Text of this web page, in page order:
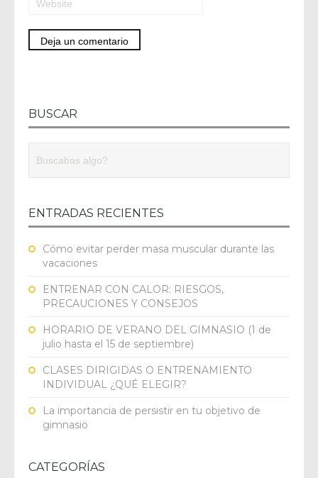
BUSCAR
ENTRADAS RECIENTES
Cómo evitar perder masa muscular durante las
vacaciones
ENTRENAR CON CALOR: RIESGOS,
PRECAUCIONES Y CONSEJOS
HORARIO DE VERANO DEL GIMNASIO (1 de
julio hasta el 15 de septiembre)
CLASES DIRIGIDAS O ENTRENAMIENTO
INDIVIDUAL ¿QUÉ ELEGIR?
La importancia de persistir en tu objetivo de
gimnasio
CATEGORÍAS